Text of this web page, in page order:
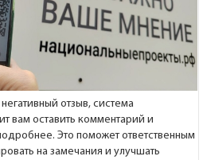
отзыв, система
вам оставить комментарий и
Это поможет ответственным
на замечания и улучшать